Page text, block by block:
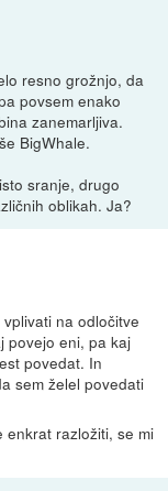
resno grožnjo, da
povsem enako
zanemarljiva.
BigWhale.
sranje, drugo
oblikah. Ja?
na odločitve
povejo eni, pa kaj
povedat. In
sem želel povedati
enkrat razložiti, se mi